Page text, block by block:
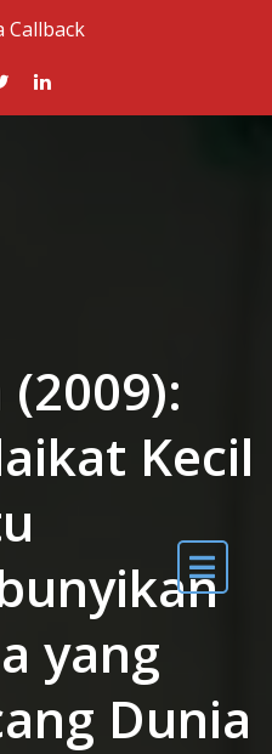
Callback
Kecil
yang
Dunia